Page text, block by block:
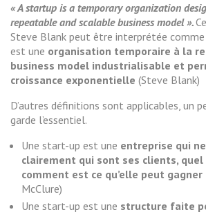
« A startup is a temporary organization
repeatable and scalable business model ».
Steve Blank peut être interprétée
est une organisation temporaire à la
business model industrialisable et
croissance exponentielle (Steve Blank)
D’autres définitions sont applicables, un
garde l’essentiel.
Une start-up est une entreprise qui
clairement qui sont ses clients,
comment est ce qu’elle peut gagner
McClure)
Une start-up est une structure faite